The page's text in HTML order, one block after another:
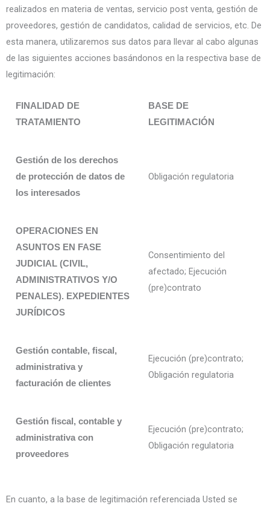
realizados en materia de ventas, servicio post venta, gestión de
proveedores, gestión de candidatos, calidad de servicios, etc. De
esta manera, utilizaremos sus datos para llevar al cabo algunas
de las siguientes acciones basándonos en la respectiva base de
legitimación:
FINALIDAD DE
TRATAMIENTO
BASE DE
LEGITIMACIÓN
Gestión de los derechos
de protección de datos de
los interesados
Obligación regulatoria
OPERACIONES EN
ASUNTOS EN FASE
JUDICIAL (CIVIL,
ADMINISTRATIVOS Y/O
PENALES). EXPEDIENTES
JURÍDICOS
Consentimiento del
afectado; Ejecución
(pre)contrato
Gestión contable, fiscal,
administrativa y
facturación de clientes
Ejecución (pre)contrato;
Obligación regulatoria
Gestión fiscal, contable y
administrativa con
proveedores
Ejecución (pre)contrato;
Obligación regulatoria
En cuanto, a la base de legitimación referenciada Usted se